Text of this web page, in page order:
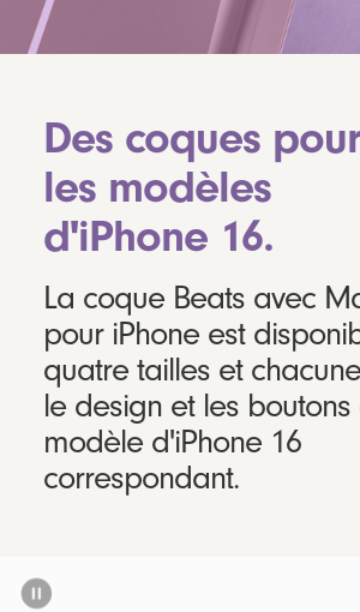
Des coques
les modèles
d'iPhone 16.
La coque Beats avec
pour iPhone est
quatre tailles et
le design et les boutons
modèle d'iPhone 16
correspondant.